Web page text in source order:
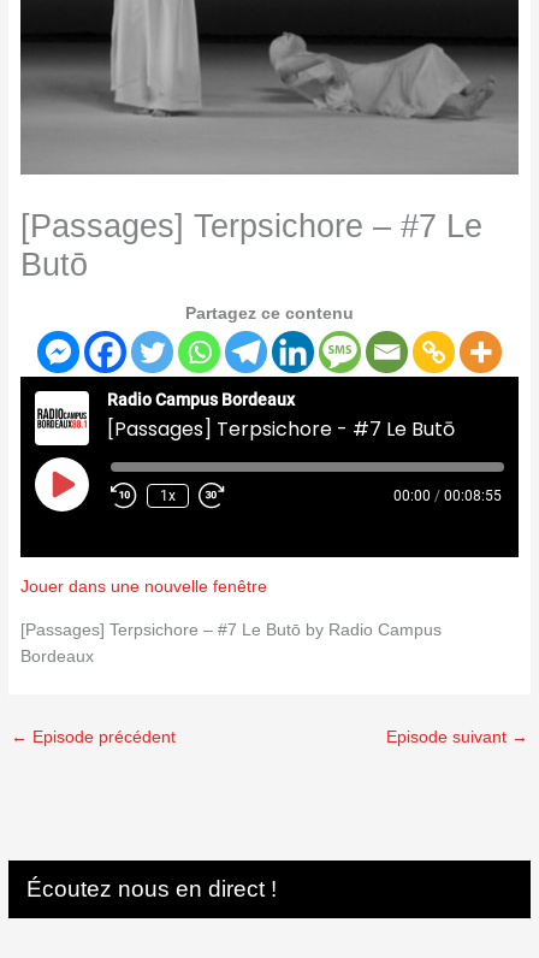
[Passages] Terpsichore – #7 Le
Butō
Partagez ce contenu
Radio Campus Bordeaux
[Passages] Terpsichore - #7 Le Butō
Play
Episode
1x 00:00 / 00:08:55
Jouer dans une nouvelle fenêtre
[Passages] Terpsichore – #7 Le Butō by Radio Campus
Bordeaux
← Episode précédent Episode suivant →
Écoutez nous en direct !